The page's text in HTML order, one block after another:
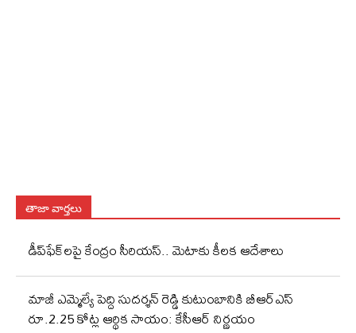
తాజా వార్తలు
డీప్‌ఫేక్‌లపై కేంద్రం సీరియస్‌.. మెటాకు కీలక ఆదేశాలు
మాజీ ఎమ్మెల్యే పెద్ది సుదర్శన్ రెడ్డి కుటుంబానికి బీఆర్ఎస్
రూ.2.25 కోట్ల ఆర్థిక సాయం: కేసీఆర్ నిర్ణయం